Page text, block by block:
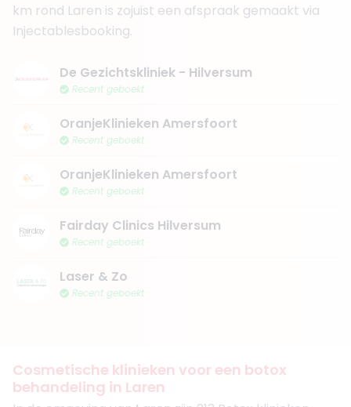
km rond Laren is zojuist een afspraak gemaakt via
Injectablesbooking.
De Gezichtskliniek - Hilversum
Recent geboekt
OranjeKlinieken Amersfoort
Recent geboekt
OranjeKlinieken Amersfoort
Recent geboekt
Fairday Clinics Hilversum
Recent geboekt
Laser & Zo
Recent geboekt
Cosmetische klinieken voor een botox
behandeling in Laren